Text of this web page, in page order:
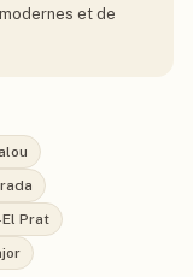
et de
Prat